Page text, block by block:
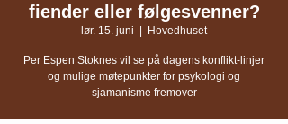
fiender eller følgesvenner?
lør. 15. juni
  |
Hovedhuset
Per Espen Stoknes vil se på dagens konflikt-linjer
og mulige møtepunkter for psykologi og
sjamanisme fremover